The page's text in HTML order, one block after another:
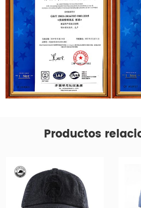
Productos